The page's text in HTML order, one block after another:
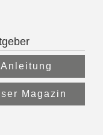
Anleitung
Magazin